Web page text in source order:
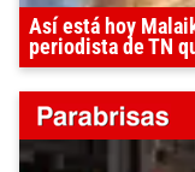
Así está hoy
periodista de TN